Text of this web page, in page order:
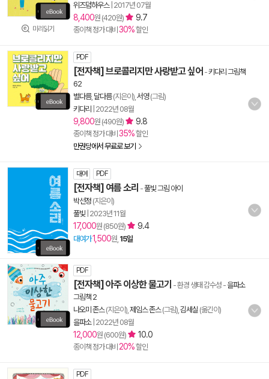
미리읽기
위즈덤하우스| 2017년 07월
8,400원 (420원) 9.7
종이책 정가 대비 30%할인
PDF
[전자책] 브로콜리지만 사랑받고 싶어 -키다리 그림책
62
별다름, 달다름(지은이), 서영(그림)
키다리
2022년 08월
9,800원 (490원) 9.8
종이책 정가 대비 35%할인
만권당에서 무료로 보기
대여 PDF
[전자책] 여름 소리 -풀빛 그림 아이
박선정 (지은이)
풀빛 2023년 11월
17,000원 (850원) 9.4
대여가1,500원, 15일
PDF
[전자책] 아주 이상한 물고기 - 환경 생태 감수성 -을파소
그림책 2
나오미 존스(지은이), 제임스 존스(그림), 김세실 (옮긴이)
을파소| 2022년 08월
12,000원 (600원) 10.0
종이책 정가 대비 20%할인
PDF